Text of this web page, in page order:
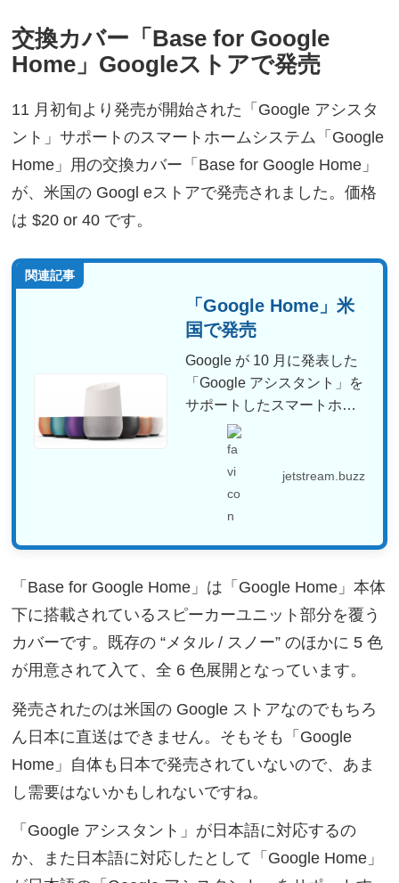
交換カバー「Base for Google
Home」Googleストアで発売
11 月初旬より発売が開始された「Google アシスタ
ント」サポートのスマートホームシステム「Google
Home」用の交換カバー「Base for Google Home」
が、米国の Googl eストアで発売されました。価格
は $20 or 40 です。
関連記事
「Google Home」米
国で発売
Google が 10 月に発表した
「Google アシスタント」を
サポートしたスマートホー
ムシステ...
jetstream.buzz
「Base for Google Home」は「Google Home」本体
下に搭載されているスピーカーユニット部分を覆う
カバーです。既存の “メタル / スノー” のほかに 5 色
が用意されて入て、全 6 色展開となっています。
発売されたのは米国の Google ストアなのでもちろ
ん日本に直送はできません。そもそも「Google
Home」自体も日本で発売されていないので、あま
し需要はないかもしれないですね。
「Google アシスタント」が日本語に対応するの
か、また日本語に対応したとして「Google Home」